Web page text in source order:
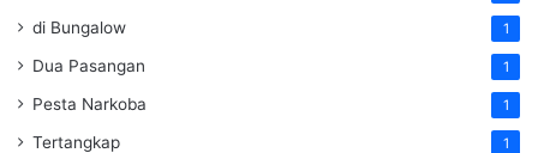
di Bungalow 1
Dua Pasangan 1
Pesta Narkoba 1
Tertangkap 1